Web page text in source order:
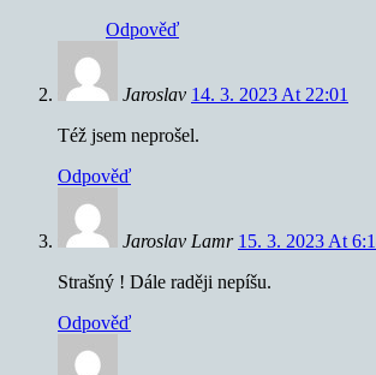
Odpověď
Jaroslav 14. 3. 2023 At 22:01
Též jsem neprošel.
Odpověď
Jaroslav Lamr 15. 3. 2023 At
Strašný ! Dále raději nepíšu.
Odpověď